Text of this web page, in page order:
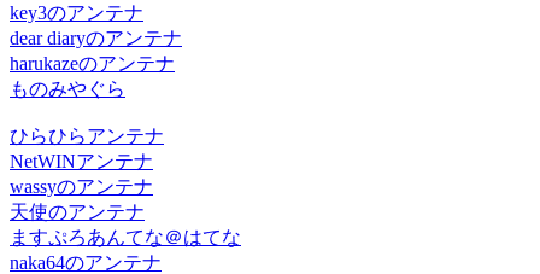
key3のアンテナ
dear diaryのアンテナ
harukazeのアンテナ
ものみやぐら
ひらひらアンテナ
NetWINアンテナ
wassyのアンテナ
天使のアンテナ
ますぷろあんてな＠はてな
naka64のアンテナ